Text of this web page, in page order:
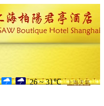
26 ~ 31℃ 上海天氣